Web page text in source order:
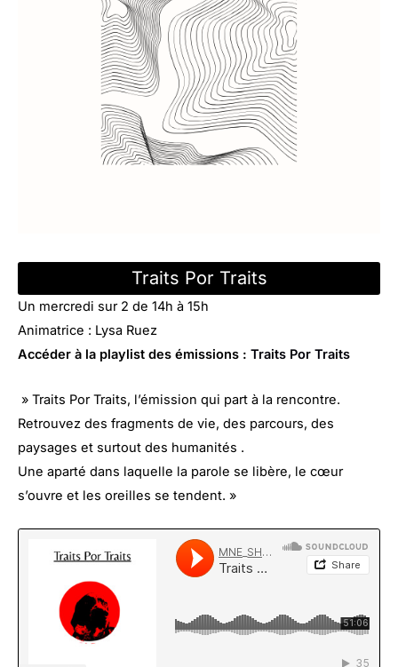
Traits Por Traits
Un mercredi sur 2 de 14h à 15h
Animatrice : Lysa Ruez
Accéder à la playlist des émissions : Traits Por Traits
» Traits Por Traits, l’émission qui part à la rencontre.
Retrouvez des fragments de vie, des parcours, des
paysages et surtout des humanités .
Une aparté dans laquelle la parole se libère, le cœur
s’ouvre et les oreilles se tendent. »